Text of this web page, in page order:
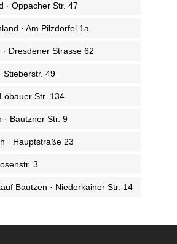
· Oppacher Str. 47
· Am Pilzdörfel 1a
· Dresdener Strasse 62
Stieberstr. 49
Str. 134
· Bautzner Str. 9
· Hauptstraße 23
3
Bautzen · Niederkainer Str. 14